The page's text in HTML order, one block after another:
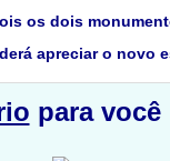
os dois
apreciar o novo
para você